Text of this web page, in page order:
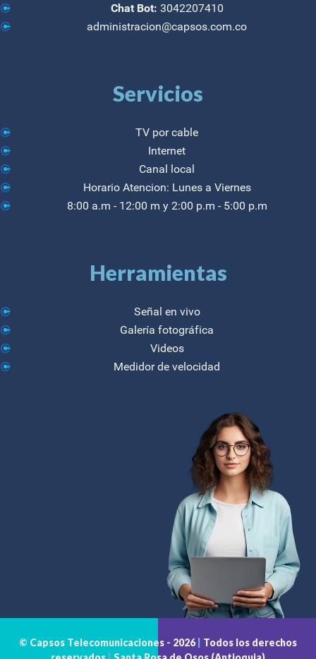
Chat Bot: 3042207410
administracion@capsos.com.co
Servicios
TV por cable
Internet
Canal local
Horario Atencion: Lunes a Viernes
8:00 a.m - 12:00 m y 2:00 p.m - 5:00 p.m
Herramientas
Señal en vivo
Galería fotográfica
Videos
Medidor de velocidad
© Capsos Telecomunicaciones - 2026
Todos los derechos